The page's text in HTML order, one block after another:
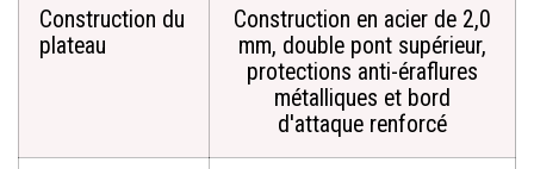
Construction du
plateau
Construction en acier de 2,0
mm, double pont supérieur,
protections anti-éraflures
métalliques et bord
d'attaque renforcé